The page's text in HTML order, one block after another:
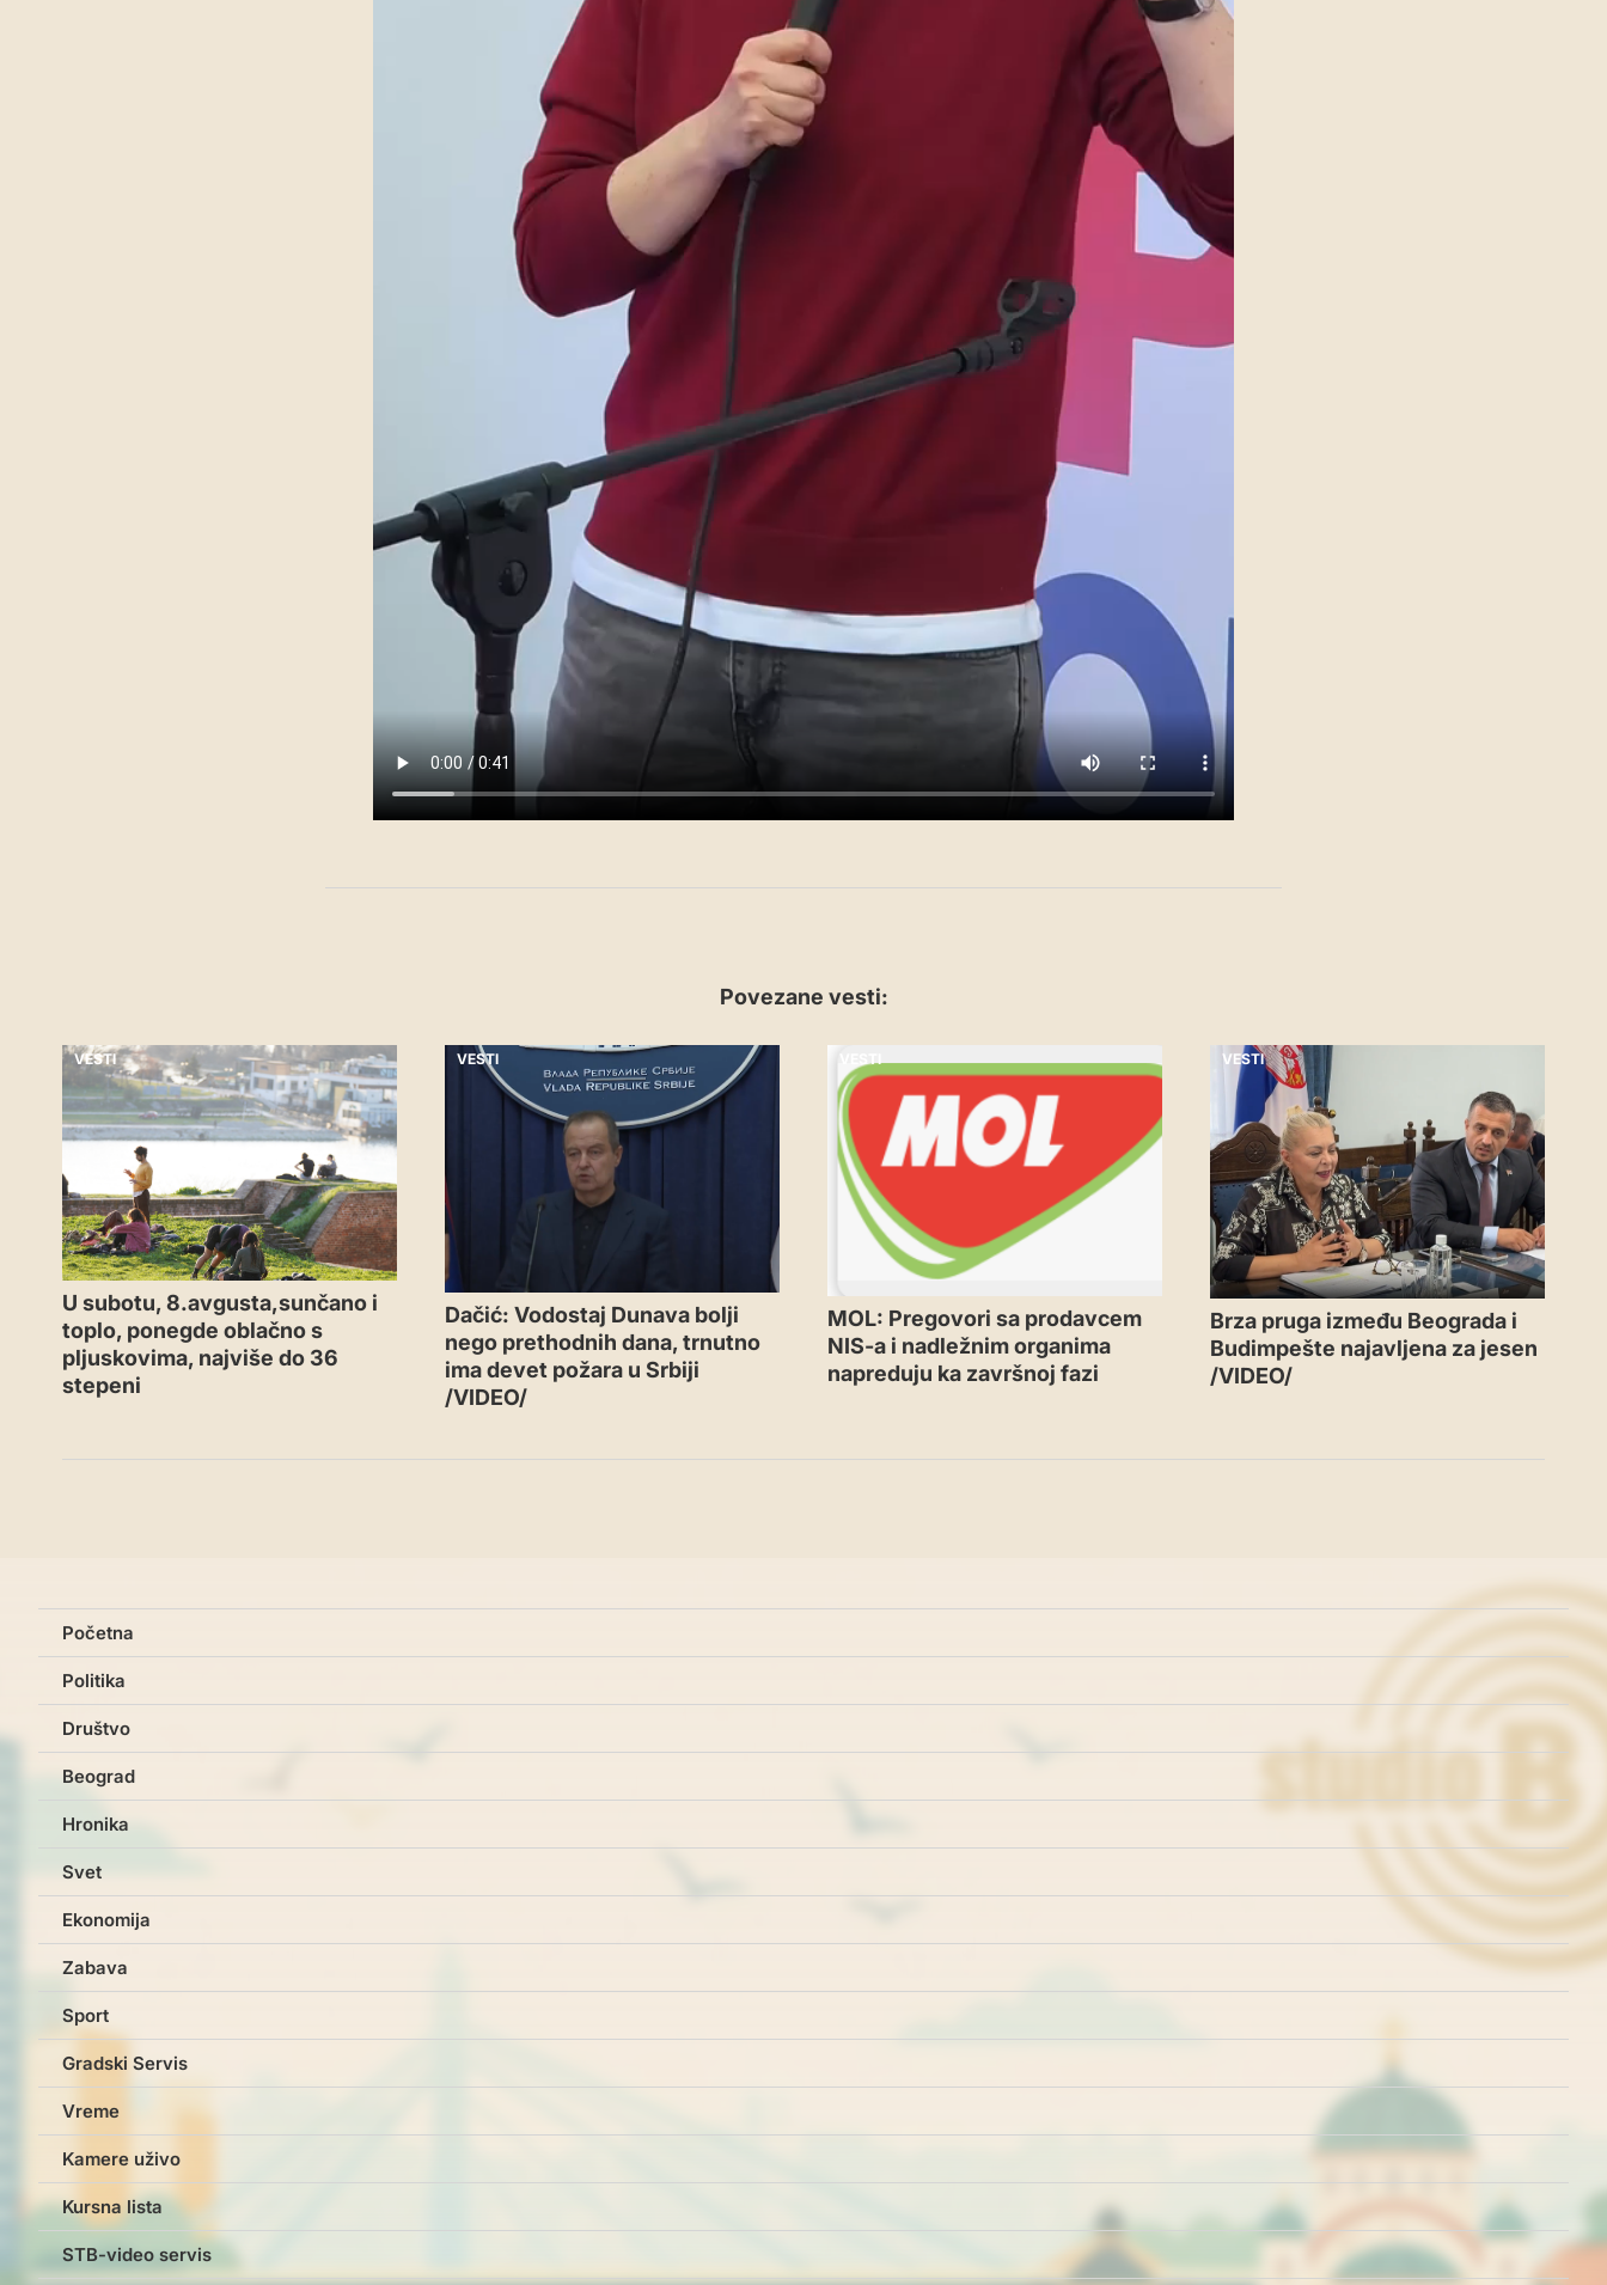
Povezane vesti:
VESTI
U subotu, 8.avgusta,sunčano i
toplo, ponegde oblačno s
pljuskovima, najviše do 36
stepeni
VESTI
Dačić: Vodostaj Dunava bolji
nego prethodnih dana, trnutno
ima devet požara u Srbiji
/VIDEO/
VESTI
MOL: Pregovori sa prodavcem
NIS-a i nadležnim organima
napreduju ka završnoj fazi
VESTI
Brza pruga između Beograda i
Budimpešte najavljena za jesen
/VIDEO/
Početna
Politika
Društvo
Beograd
Hronika
Svet
Ekonomija
Zabava
Sport
Gradski Servis
Vreme
Kamere uživo
Kursna lista
STB-video servis